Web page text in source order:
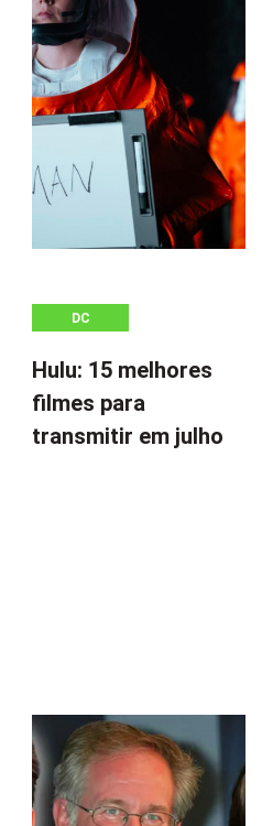
DC
Hulu: 15 melhores
filmes para
transmitir em julho